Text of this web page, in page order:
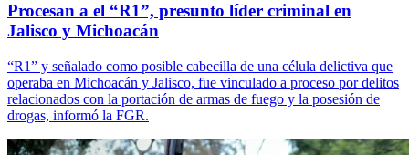
Procesan a el “R1”, presunto líder criminal en
Jalisco y Michoacán
“R1” y señalado como posible cabecilla de una célula delictiva que
operaba en Michoacán y Jalisco, fue vinculado a proceso por delitos
relacionados con la portación de armas de fuego y la posesión de
drogas, informó la FGR.